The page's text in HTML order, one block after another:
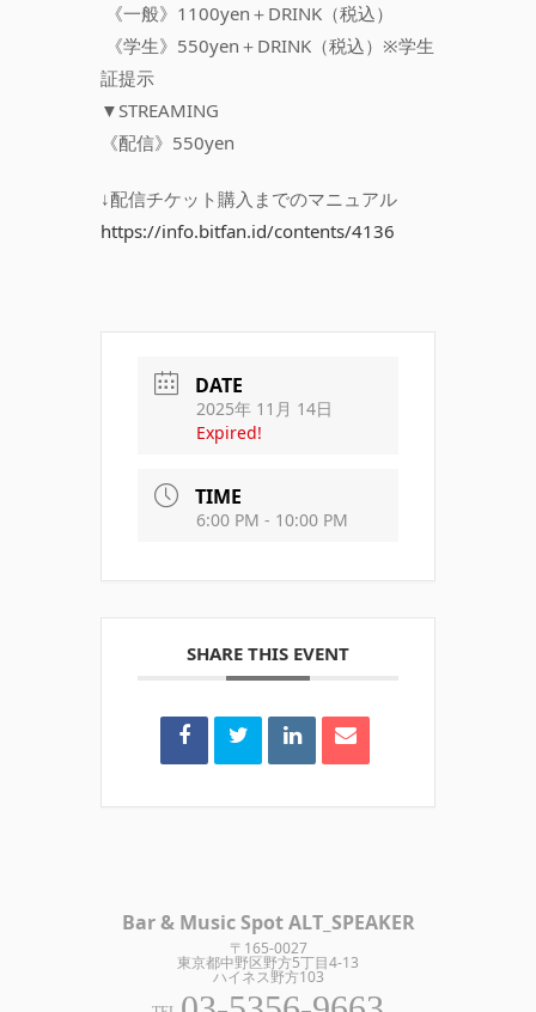
《一般》1100yen＋DRINK（税込）
《学生》550yen＋DRINK（税込）※学生
証提示
▼STREAMING
《配信》550yen
↓配信チケット購入までのマニュアル
https://info.bitfan.id/contents/4136
DATE
2025年 11月 14日
Expired!
TIME
6:00 PM - 10:00 PM
SHARE THIS EVENT
Bar & Music Spot ALT_SPEAKER
〒165-0027
東京都中野区野方5丁目4-13
ハイネス野方103